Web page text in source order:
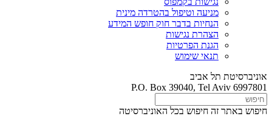
מניעה וטיפול בהטרדה מינית
הנחיות בדבר חוק חופש המידע
הצהרת נגישות
הגנת הפרטיות
תנאי שימוש
אוניברסיטת תל אביב
P.O. Box 39040, Tel Aviv 6997801
חיפוש באתר זה חיפוש בכל האוניברסיטה